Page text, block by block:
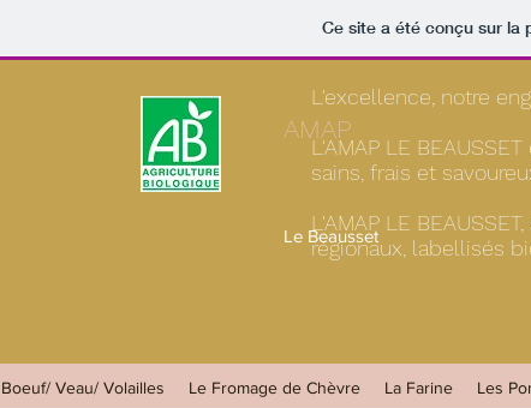
Ce site a été conçu sur la
AMAP
Le Beausset
L'excellence, notre
L'AMAP LE
sains, frais et
L'AMAP LE
régionaux, labellisés
Boeuf/ Veau/ Volailles Le Fromage de Chèvre La Farine Les